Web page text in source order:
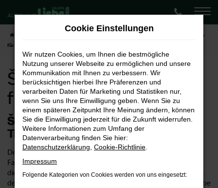
Zum
Hauptinhalt
springen
Škoda Kodiaq Neuwagen
für Bielefeld
Škoda Kodiaq Neuwagen
für Bielefeld
Škoda Kodiaq Neuwagen – Ihr
Traumwagen für Bielefeld
Der Škoda Kodiaq Neuwagen ist ein ungemein vielseitiges
Fahrzeug. Einerseits eignet sich das Modell natürlich ideal für
die Innenstadt von Bielefeld, ist allerdings auch für Fahrten in
der Umgebung und die Autobahn geeignet. Im Autohaus Liebe
Cookie Einstellungen
Wir nutzen Cookies, um Ihnen die bestmögliche
Nutzung unserer Webseite zu ermöglichen und unsere
Kommunikation mit Ihnen zu verbessern. Wir
berücksichtigen hierbei Ihre Präferenzen und
verarbeiten Daten für Marketing und Statistiken nur,
wenn Sie uns Ihre Einwilligung geben. Wenn Sie zu
einem späteren Zeitpunkt Ihre Meinung ändern, können
Sie die Einwilligung jederzeit für die Zukunft widerrufen.
Weitere Informationen zum Umfang der
Datenverarbeitung finden Sie hier:
Datenschutzerklärung Cookie-Richtlinie
Impressum
Folgende Kategorien von Cookies werden von uns eingesetzt: